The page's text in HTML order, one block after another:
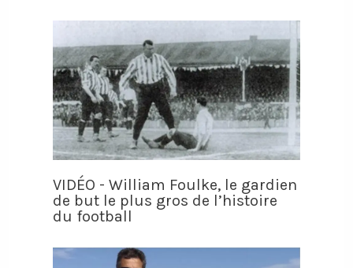
VIDÉO - William Foulke, le gardien
de but le plus gros de l’histoire
du football